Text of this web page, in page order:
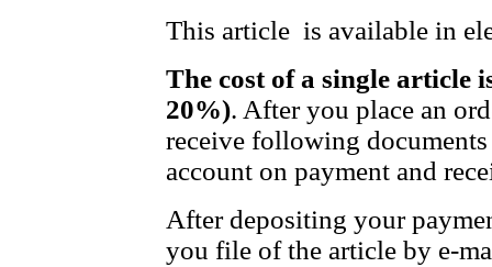
This article is available in
The cost of a single article
20%). After you place an
receive following
account on payment and
After depositing your
you file of the article by e-